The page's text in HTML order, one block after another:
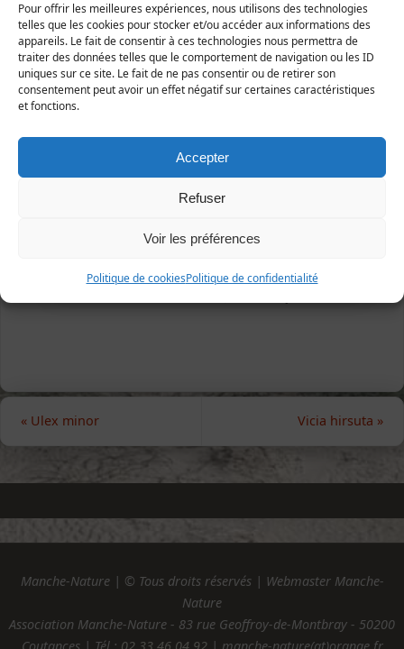
Pour offrir les meilleures expériences, nous utilisons des technologies
telles que les cookies pour stocker et/ou accéder aux informations des
appareils. Le fait de consentir à ces technologies nous permettra de
traiter des données telles que le comportement de navigation ou les ID
uniques sur ce site. Le fait de ne pas consentir ou de retirer son
consentement peut avoir un effet négatif sur certaines caractéristiques
et fonctions.
Accepter
Refuser
Voir les préférences
Politique de cookiesPolitique de confidentialité
«Ulex minor Vicia hirsuta »
Manche-Nature | © Tous droits réservés | Webmaster Manche-
Nature
Association Manche-Nature - 83 rue Geoffroy-de-Montbray - 50200
Coutances | Tél : 02.33.46.04.92| manche-nature(at)orange.fr